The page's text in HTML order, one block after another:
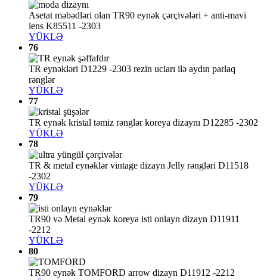
Asetat məbədləri olan TR90 eynək çərçivələri + anti-mavi
lens K85511 -2303
YÜKLƏ
76
TR eynəkləri D1229 -2303 rezin ucları ilə aydın parlaq
rənglər
YÜKLƏ
77
TR eynək kristal təmiz rənglər koreya dizaynı D12285 -2302
YÜKLƏ
78
TR & metal eynəklər vintage dizayn Jelly rəngləri D11518
-2302
YÜKLƏ
79
TR90 və Metal eynək koreya isti onlayn dizayn D11911
-2212
YÜKLƏ
80
TR90 eynək TOMFORD arrow dizayn D11912 -2212